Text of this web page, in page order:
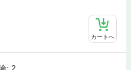
カートへ